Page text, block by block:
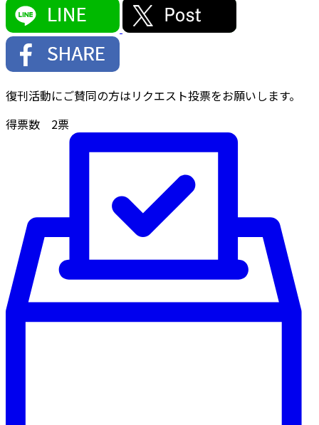
復刊活動にご賛同の方はリクエスト投票をお願いします。
得票数 2票